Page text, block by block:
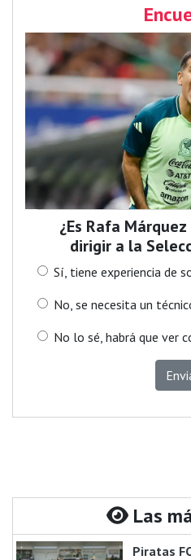
¿Es Rafa
dirigir a la
Sí, tiene experiencia de
No, se necesita un
No lo sé, habrá que ver
Las
Piratas